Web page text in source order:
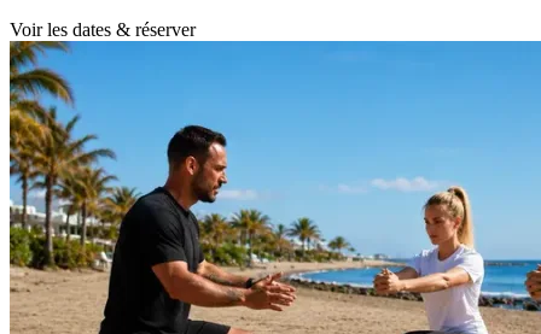
Voir les dates & réserver